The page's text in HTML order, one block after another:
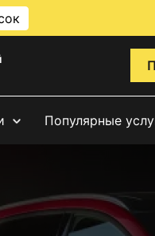
Популярные